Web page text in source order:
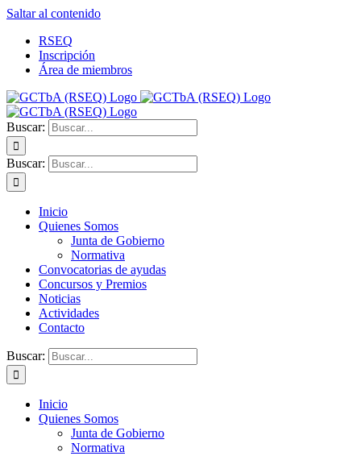
Saltar al contenido
RSEQ
Inscripción
Área de miembros
Buscar:
Buscar:
Inicio
Quienes Somos
Junta de Gobierno
Normativa
Convocatorias de ayudas
Concursos y Premios
Noticias
Actividades
Contacto
Buscar:
Inicio
Quienes Somos
Junta de Gobierno
Normativa